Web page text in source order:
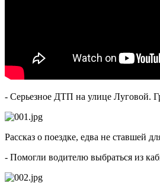
- Серьезное ДТП на улице Луговой.
Рассказ о поездке, едва не ставшей
- Помогли водителю выбраться из